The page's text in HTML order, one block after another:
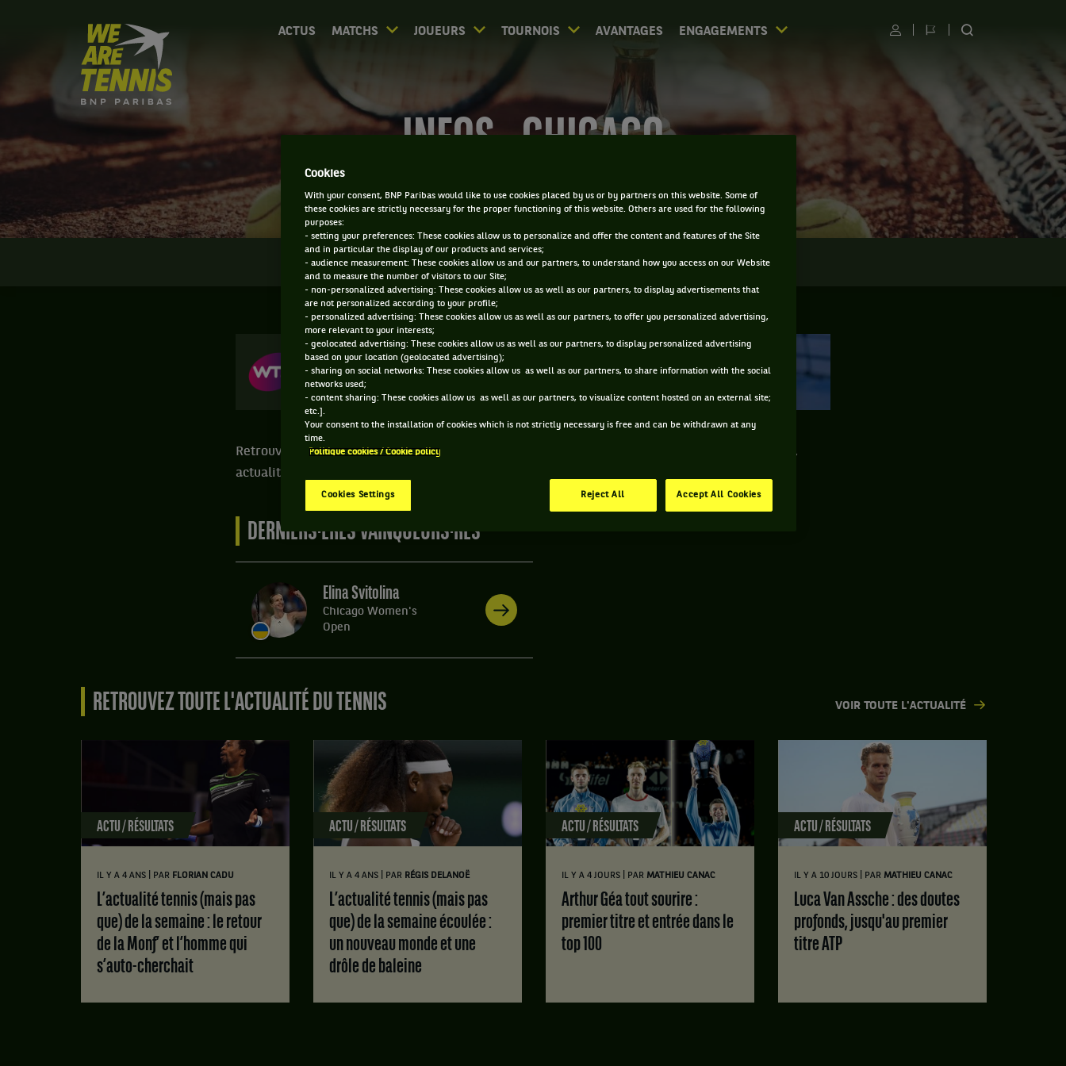
We
are
Tennis
by
BNP
Accueil
ACTUS MATCHS JOUEURS TOURNOIS AVANTAGES ENGAGEMENTS UtilisateurChangerRECHERCHER
INFOS - CHICAGO
INFOS DIRECT 0 RÉSULTATS PALMARÈS
ACCUEIL
CHICAGO - ÉTATS-UNIS
23-08-2021
Retrouvez toutes les informations du tournoi de tennis Chicago : résultats, matchs en direct,
actualités des joueurs, prochains matchs... Et parcourez le palmarès de l'épreuve.
DERNIERS·ÈRES VAINQUEURS·RES
Elina Svitolina
Chicago Women's
Open
RETROUVEZ TOUTE L'ACTUALITÉ DU TENNIS
ACTU / RÉSULTATS
IL Y A 4 ANS PAR FLORIAN CADU
L’actualité tennis (mais pas
que) de la semaine : le retour
de la Monf’ et l’homme qui
s’auto-cherchait
ACTU / RÉSULTATS
IL Y A 4 ANS PAR RÉGIS DELANOË
L’actualité tennis (mais pas
que) de la semaine écoulée :
un nouveau monde et une
drôle de baleine
ACTU / RÉSULTATS
IL Y A 4 JOURS PAR MATHIEU CANAC
Arthur Géa tout sourire :
premier titre et entrée dans le
top 100
ACTU / RÉSULTATS
IL Y A 10 JOURS PAR MATHIEU CANAC
Luca Van Assche : des doutes
profonds, jusqu'au premier
titre ATP
VOIR TOUTE L'ACTUALITÉ
Cookies
With your consent, BNP Paribas would like to use cookies placed by us or by partners on this website. Some of
these cookies are strictly necessary for the proper functioning of this website. Others are used for the following
purposes:
- setting your preferences: These cookies allow us to personalize and offer the content and features of the Site
and in particular the display of our products and services;
- audience measurement: These cookies allow us and our partners, to understand how you access on our Website
and to measure the number of visitors to our Site;
- non-personalized advertising: These cookies allow us as well as our partners, to display advertisements that
are not personalized according to your profile;
- personalized advertising: These cookies allow us as well as our partners, to offer you personalized advertising,
more relevant to your interests;
- geolocated advertising: These cookies allow us as well as our partners, to display personalized advertising
based on your location (geolocated advertising);
- sharing on social networks: These cookies allow us as well as our partners, to share information with the social
networks used;
- content sharing: These cookies allow us as well as our partners, to visualize content hosted on an external site;
etc.].
Your consent to the installation of cookies which is not strictly necessary is free and can be withdrawn at any
time.
Politique cookies / Cookie policy
Cookies Settings Reject All Accept All Cookies